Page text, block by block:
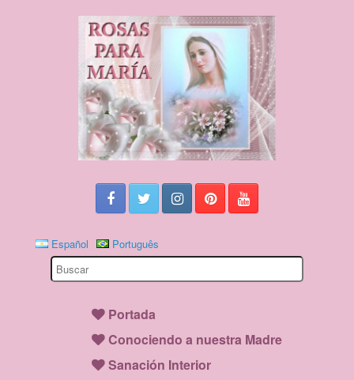
Español
Português
Search
for:
Portada
Conociendo a nuestra Madre
Sanación Interior